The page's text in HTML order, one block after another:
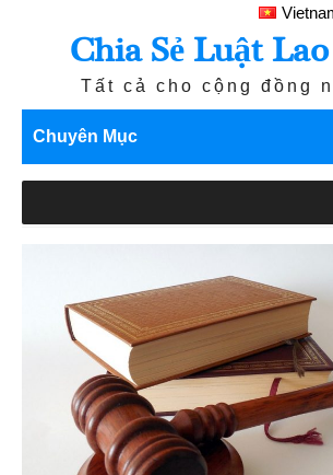
Chia Sẻ Luật
Tất cả cho cộng đồng
Chuyên Mục